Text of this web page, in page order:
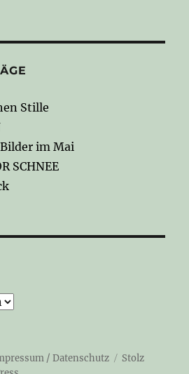
Stille
im Mai
SCHNEE
/ Datenschutz
Stolz